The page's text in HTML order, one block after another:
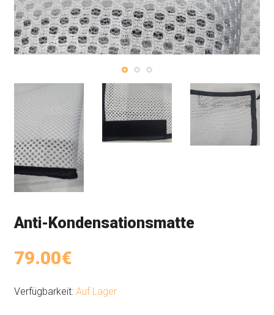
Anti-Kondensationsmatte
79.00€
Verfügbarkeit: Auf Lager